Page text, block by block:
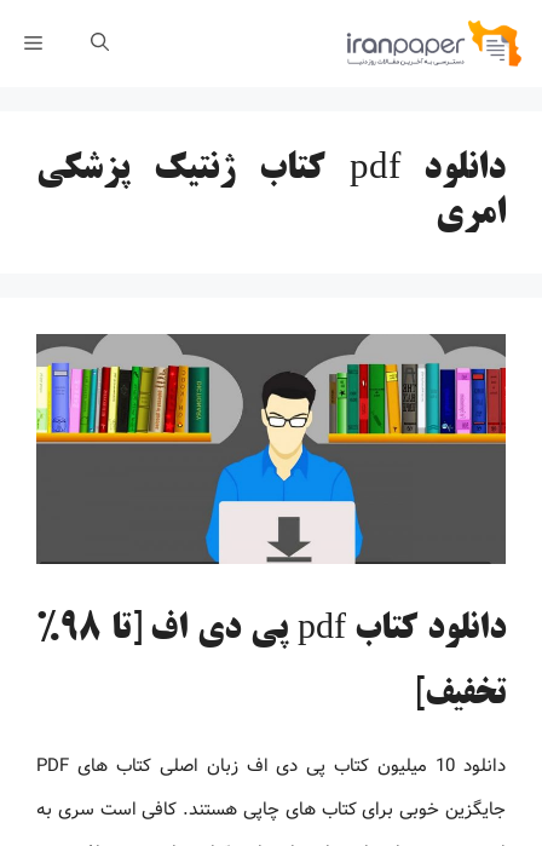
پرش
دانلود pdf کتاب ژنتیک پزشکی
امری
دانلود کتاب pdf پی دی اف [تا 98%
تخفیف]
دانلود 10 میلیون کتاب پی دی اف زبان اصلی کتاب های PDF
جایگزین خوبی برای کتاب های چاپی هستند. کافی است سری به